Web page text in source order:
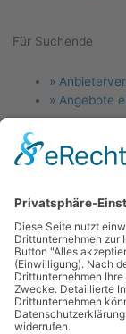
Für Suchende
Menu
»
» Angebote
Für Anlagenbauer
»
Links
Menu Kontakt
News
Blog
Forum